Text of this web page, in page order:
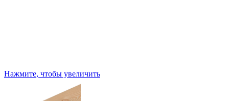
Нажмите, чтобы увеличить